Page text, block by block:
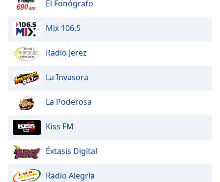
El Fonógrafo
Mix 106.5
Radio Jerez
La Invasora
La Poderosa
Kiss FM
Éxtasis Digital
Radio Alegría